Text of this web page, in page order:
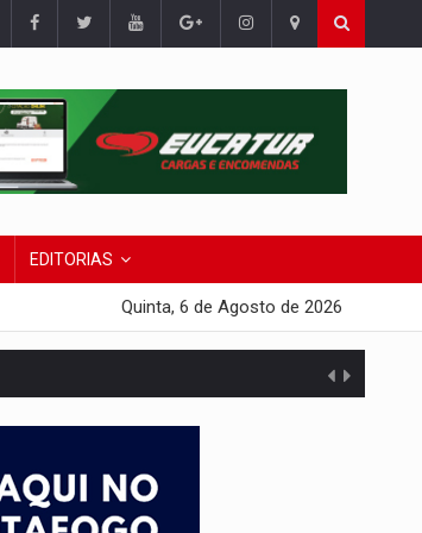
EDITORIAS
Quinta, 6 de Agosto de 2026